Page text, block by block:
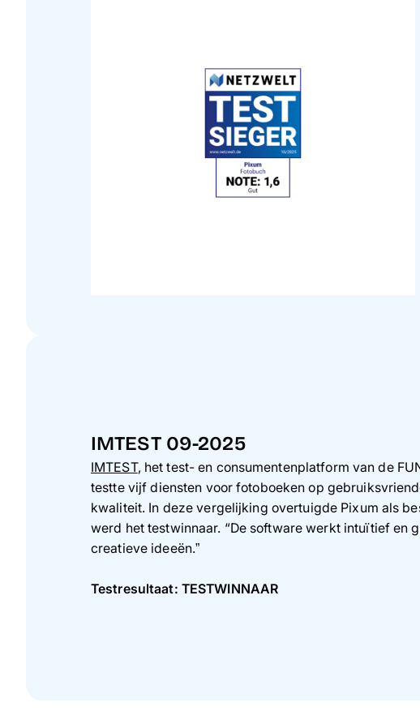
IMTEST 09-2025
IMTEST, het test- en consumentenplatform van de
testte vijf diensten voor fotoboeken op
kwaliteit. In deze vergelijking overtuigde Pixum als
werd het testwinnaar. “De software werkt intuïtief en
creatieve ideeën.”
Testresultaat: TESTWINNAAR